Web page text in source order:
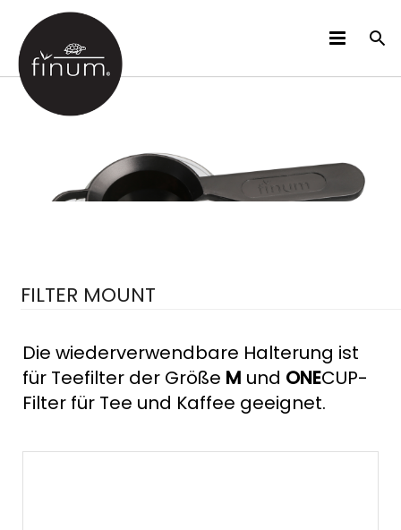
PRODUKTE
FILTER MOUNT
Die wiederverwendbare Halterung ist
für Teefilter der Größe M und ONECUP-
Filter für Tee und Kaffee geeignet.